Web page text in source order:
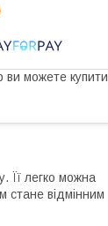
ви можете купити
Її легко можна
відмінним